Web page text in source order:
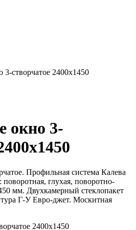
3-створчатое 2400x1450
окно 3-
Профильная система Калева
глухая, поворотно-
мм. Двухкамерный стеклопакет
Г-У Евро-джет. Москитная